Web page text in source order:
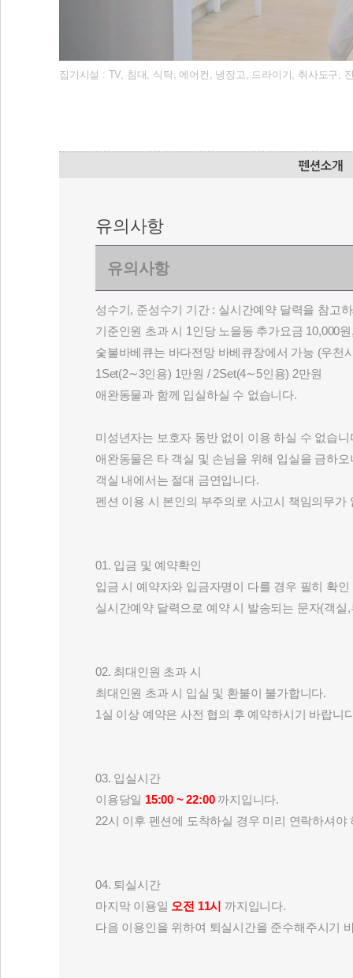
집기시설 : TV, 침대, 식탁, 에어컨, 냉장고, 드라이기, 취사도구,
유의사항
유의사항
성수기, 준성수기 기간 : 실시간예약 달력을 참고
기준인원 초과 시 1인당 노을동 추가요금 10,000
숯불바베큐는 바다전망 바베큐장에서 가능 (우천
1Set(2∼3인용) 1만원 / 2Set(4∼5인용) 2만원
애완동물과 함께 입실하실 수 없습니다.
미성년자는 보호자 동반 없이 이용 하실 수 없습니
애완동물은 타 객실 및 손님을 위해 입실을 금하
객실 내에서는 절대 금연입니다.
펜션 이용 시 본인의 부주의로 사고시 책임의무
01. 입금 및 예약확인
입금 시 예약자와 입금자명이 다를 경우 필히 확
실시간예약 달력으로 예약 시 발송되는 문자(객실
02. 최대인원 초과 시
최대인원 초과 시 입실 및 환불이 불가합니다.
1실 이상 예약은 사전 협의 후 예약하시기 바랍니
03. 입실시간
이용당일 15:00 ~ 22:00까지입니다.
22시 이후 펜션에 도착하실 경우 미리 연락하셔
04. 퇴실시간
마지막 이용일 오전 11시 까지입니다.
다음 이용인을 위하여 퇴실시간을 준수해주시기